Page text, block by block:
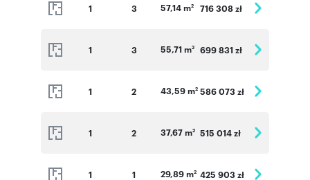
1 3 57,14 m2 716 308 zł
1 3 55,71 m2 699 831 zł
1 2 43,59 m2 586 073 zł
1 2 37,67 m2 515 014 zł
1 1 29,89 m2 425 903 zł